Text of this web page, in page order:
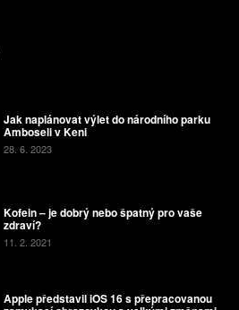
Jak naplánovat výlet do národního parku
Amboseli v Keni
28. 6. 2023
Kofein – je dobrý nebo špatný pro vaše
zdraví?
11. 2. 2021
Apple představil iOS 16 s přepracovanou